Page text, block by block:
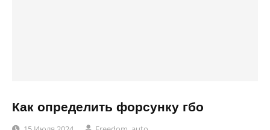
Как определить форсунку гбо